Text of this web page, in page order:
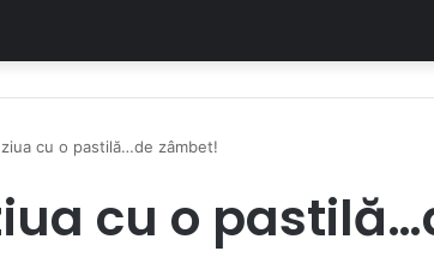
cu o pastilă…de zâmbet!
cu o